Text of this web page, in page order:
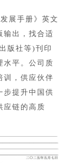
展手册》英文
输出，找合适
版社等)刊印
水平。公司质
训，供应伙伴
步提升中国供
应链的高质